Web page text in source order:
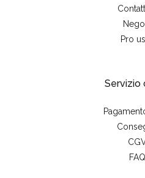
Pro
Servizio
FAQ